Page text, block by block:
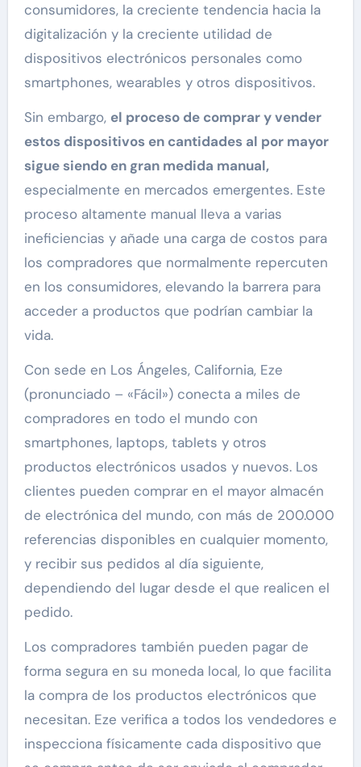
consumidores, la creciente tendencia hacia la
digitalización y la creciente utilidad de
dispositivos electrónicos personales como
smartphones, wearables y otros dispositivos.
Sin embargo, el proceso de comprar y vender
estos dispositivos en cantidades al por mayor
sigue siendo en gran medida manual,
especialmente en mercados emergentes. Este
proceso altamente manual lleva a varias
ineficiencias y añade una carga de costos para
los compradores que normalmente repercuten
en los consumidores, elevando la barrera para
acceder a productos que podrían cambiar la
vida.
Con sede en Los Ángeles, California, Eze
(pronunciado – «Fácil») conecta a miles de
compradores en todo el mundo con
smartphones, laptops, tablets y otros
productos electrónicos usados y nuevos. Los
clientes pueden comprar en el mayor almacén
de electrónica del mundo, con más de 200.000
referencias disponibles en cualquier momento,
y recibir sus pedidos al día siguiente,
dependiendo del lugar desde el que realicen el
pedido.
Los compradores también pueden pagar de
forma segura en su moneda local, lo que facilita
la compra de los productos electrónicos que
necesitan. Eze verifica a todos los vendedores e
inspecciona físicamente cada dispositivo que